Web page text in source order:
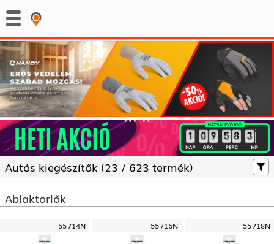
: :
Autós kiegészítők (23 / 623 termék)
Ablaktörlők
55714N 55716N 55718N